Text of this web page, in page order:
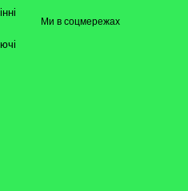
Ми в соцмережах